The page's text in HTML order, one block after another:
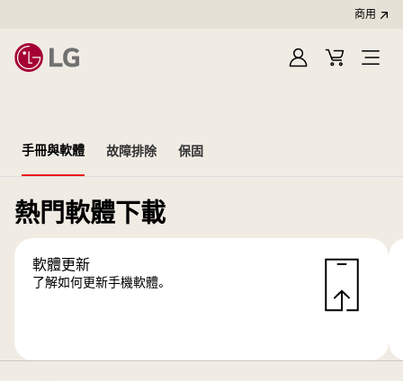
商用
登
購
開
手冊與軟體 故障排除 保固
熱門軟體下載
軟體更新
了解如何更新手機軟體。